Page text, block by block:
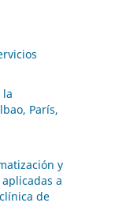
la
París,
y
a
de